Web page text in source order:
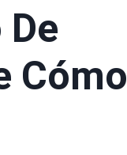
Cómo